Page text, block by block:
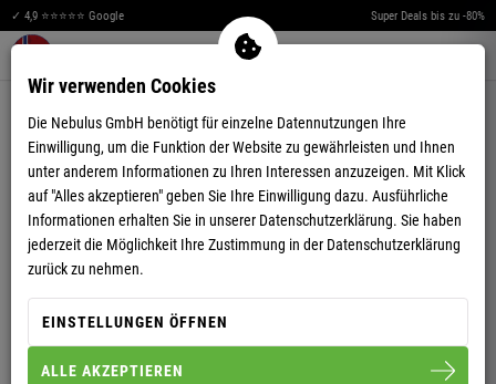
✓ 4,9 ⭐⭐⭐⭐⭐ Google Super Deals bis zu -80%
Warenkorb aufklappen
WINTER-SOFTSHELLJACKE TEDDYFELL STYLER
FUR HERREN
Wir verwenden Cookies
Die Nebulus GmbH benötigt für einzelne Datennutzungen Ihre
Einwilligung, um die Funktion der Website zu gewährleisten und Ihnen
unter anderem Informationen zu Ihren Interessen anzuzeigen. Mit Klick
auf "Alles akzeptieren" geben Sie Ihre Einwilligung dazu. Ausführliche
Informationen erhalten Sie in unserer Datenschutzerklärung. Sie haben
jederzeit die Möglichkeit Ihre Zustimmung in der Datenschutzerklärung
zurück zu nehmen.
EINSTELLUNGEN ÖFFNEN
ALLE AKZEPTIEREN